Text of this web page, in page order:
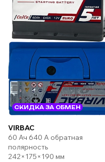
СКИДКА ЗА ОБМЕН
VIRBAC
60 Ач 640 А обратная
полярность
242×175×190 мм